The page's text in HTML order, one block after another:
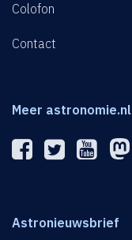
Colofon
Contact
Meer astronomie.nl
Astronieuwsbrief